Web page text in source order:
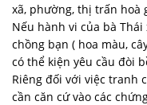
xã, phường, thị trấn hoà
Nếu hành vi của bà
chồng bạn ( hoa màu,
có thể kiện yêu cầu đòi
Riêng đối với việc tranh
cần căn cứ vào các